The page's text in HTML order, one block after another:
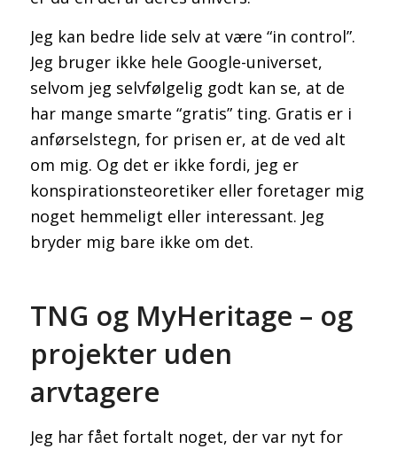
Jeg kan bedre lide selv at være “in control”.
Jeg bruger ikke hele Google-universet,
selvom jeg selvfølgelig godt kan se, at de
har mange smarte “gratis” ting. Gratis er i
anførselstegn, for prisen er, at de ved alt
om mig. Og det er ikke fordi, jeg er
konspirationsteoretiker eller foretager mig
noget hemmeligt eller interessant. Jeg
bryder mig bare ikke om det.
TNG og MyHeritage – og
projekter uden
arvtagere
Jeg har fået fortalt noget, der var nyt for